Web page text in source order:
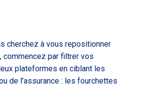
cherchez à vous repositionner
par filtrer vos
plateformes en ciblant les
de l’assurance : les fourchettes